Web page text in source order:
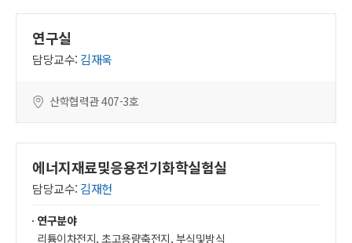
연구실
담당교수: 김재욱
산학협력관 407-3호
에너지재료및응용전기화학실험실
담당교수: 김재헌
연구분야
리튬이차전지, 초고용량축전지, 부식및방식